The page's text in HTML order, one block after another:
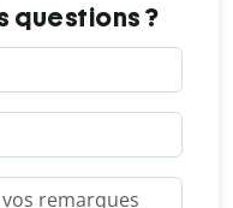
questions ?